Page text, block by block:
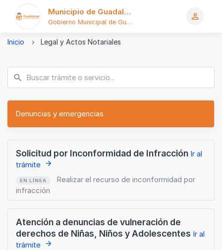
Municipio de Guadalupe
Gobierno Municipal de Guadalupe
person_outline
Inicio Legal y Actos Notariales
Denuncias y emergencias
Solicitud por Inconformidad de Infracción Ir al
trámite
arrow_forward
EN LÍNEA
Realizar el recurso de inconformidad por
infracción
Atención a denuncias de vulneración de
derechos de Niñas, Niños y Adolescentes Ir al
trámite
arrow_forward